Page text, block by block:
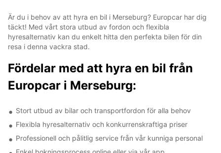
Är du i behov av att hyra en bil i Merseburg? Europcar har dig
täckt! Med vårt stora utbud av fordon och flexibla
hyresalternativ kan du enkelt hitta den perfekta bilen för din
resa i denna vackra stad.
Fördelar med att hyra en bil från
Europcar i Merseburg:
Stort utbud av bilar och transportfordon för alla behov
Flexibla hyresalternativ och konkurrenskraftiga priser
Professionell och pålitlig service från vår kunniga personal